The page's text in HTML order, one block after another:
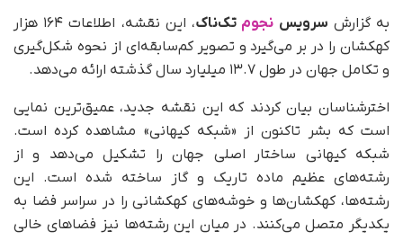
به گزارش سرویس نجوم تک‌ناک
، این نقشه، اطلاعات ۱۶۴ هزار
کهکشان را در بر می‌گیرد و تصویر کم‌سابقه‌ای از نحوه شکل‌گیری
و تکامل جهان در طول ۱۳.۷ میلیارد سال گذشته ارائه می‌دهد.
اخترشناسان بیان کردند که این نقشه جدید، عمیق‌ترین نمایی
است که بشر تاکنون از «شبکه کیهانی» مشاهده کرده است.
شبکه کیهانی ساختار اصلی جهان را تشکیل می‌دهد و از
رشته‌های عظیم ماده تاریک و گاز ساخته شده است. این
رشته‌ها، کهکشان‌ها و خوشه‌های کهکشانی را در سراسر فضا به
یکدیگر متصل می‌کنند. در میان این رشته‌ها نیز فضاهای خالی